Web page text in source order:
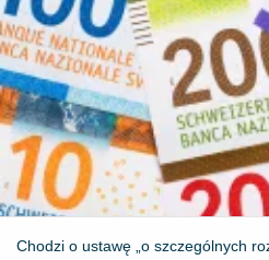
Chodzi o ustawę „o szczególnych